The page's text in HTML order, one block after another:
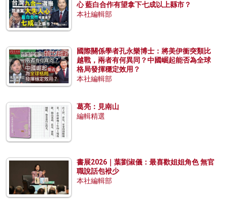
心 藍白合作有望拿下七成以上縣市？
本社編輯部
國際關係學者孔永樂博士：將美伊衝突類比
越戰，兩者有何異同？中國崛起能否為全球
格局發揮穩定效用？
本社編輯部
葛亮：見南山
編輯精選
書展2026｜葉劉淑儀：最喜歡姐姐角色 無官
職說話包袱少
本社編輯部